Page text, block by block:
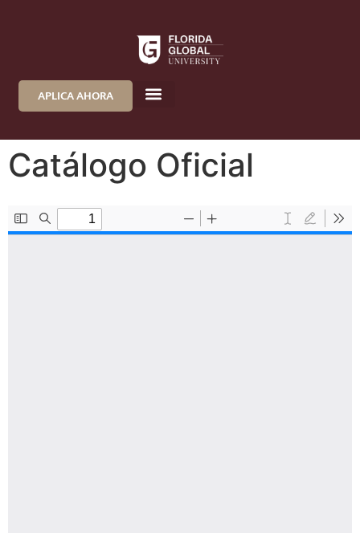
APLICA AHORA
Catálogo Oficial